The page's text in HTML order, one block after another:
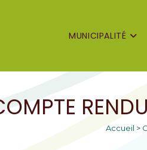
MUNICIPALITÉ
Accueil >